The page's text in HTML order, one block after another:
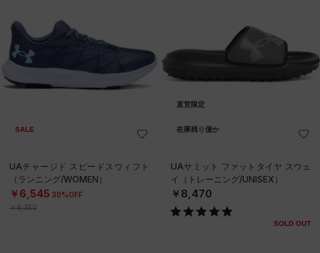
SALE
UAチャージド スピードスウィフト
（ランニング/WOMEN）
￥6,545 30%OFF
￥9,350
直営限定
在庫残り僅か
UAサミット ファットタイヤ スウェ
イ（トレーニング/UNISEX）
￥8,470
SOLD OUT